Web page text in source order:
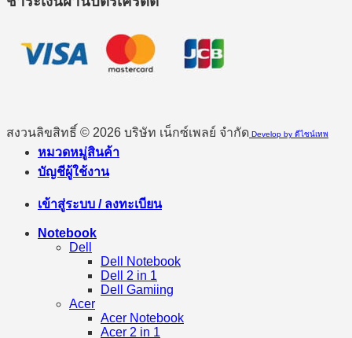
สงวนลิขสิทธิ์ © 2026 บริษัท เน็กซ์เพลย์ จำกัด Develop by ดีไซน์เทพ
หมวดหมู่สินค้า
บัญชีผู้ใช้งาน
เข้าสู่ระบบ / ลงทะเบียน
Notebook
Dell
Dell Notebook
Dell 2 in 1
Dell Gamiing
Acer
Acer Notebook
Acer 2 in 1